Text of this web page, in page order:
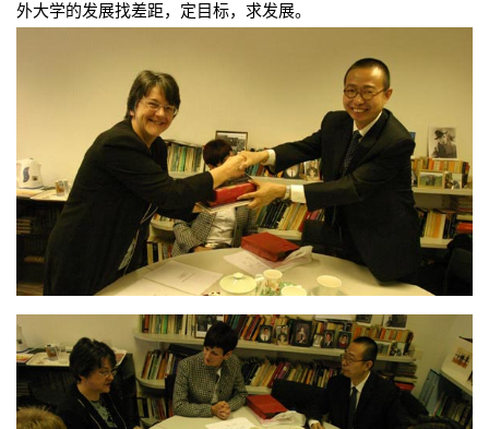
外大学的发展找差距，定目标，求发展。